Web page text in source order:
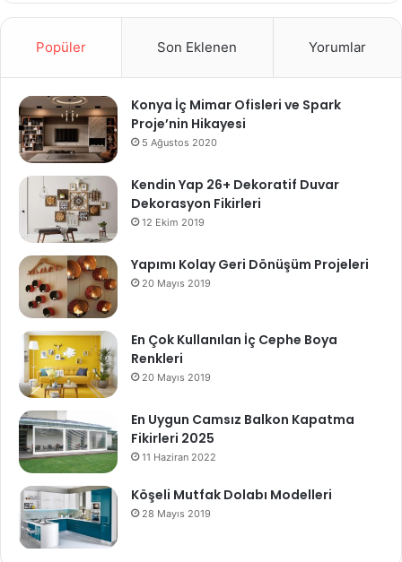
Popüler Son Eklenen Yorumlar
Konya İç Mimar Ofisleri ve Spark
Proje’nin Hikayesi
5 Ağustos 2020
Kendin Yap 26+ Dekoratif Duvar
Dekorasyon Fikirleri
12 Ekim 2019
Yapımı Kolay Geri Dönüşüm Projeleri
20 Mayıs 2019
En Çok Kullanılan İç Cephe Boya
Renkleri
20 Mayıs 2019
En Uygun Camsız Balkon Kapatma
Fikirleri 2025
11 Haziran 2022
Köşeli Mutfak Dolabı Modelleri
28 Mayıs 2019